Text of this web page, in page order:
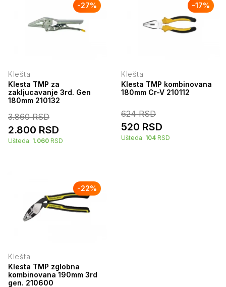
-27%
Klešta
Klesta TMP za
zakljucavanje 3rd. Gen
180mm 210132
3.860RSD
2.800 RSD
Ušteda: 1.060 RSD
-17%
Klešta
Klesta TMP kombinovana
180mm Cr-V 210112
624 RSD
520 RSD
Ušteda: 104 RSD
-22%
Klešta
Klesta TMP zglobna
kombinovana 190mm 3rd
gen. 210600